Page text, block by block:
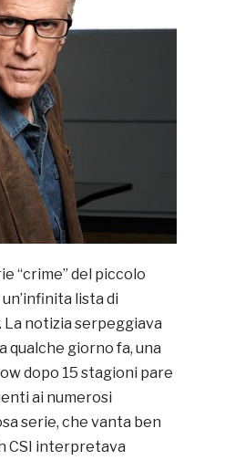
“crime” del piccolo
un’infinita lista di
notizia serpeggiava
qualche giorno fa, una
dopo 15 stagioni pare
ai numerosi
serie, che vanta ben
CSI interpretava